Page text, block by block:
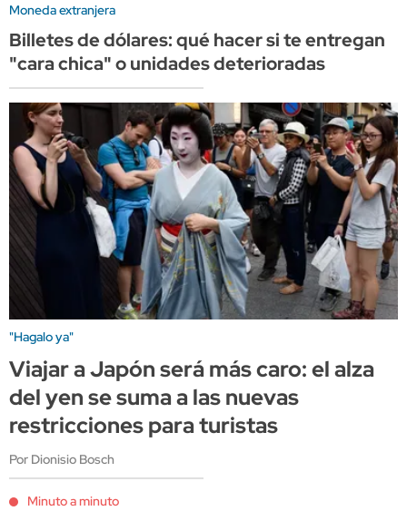
Moneda extranjera
Billetes de dólares: qué hacer si te entregan
"cara chica" o unidades deterioradas
"Hagalo ya"
Viajar a Japón será más caro: el alza
del yen se suma a las nuevas
restricciones para turistas
Por Dionisio Bosch
Minuto a minuto